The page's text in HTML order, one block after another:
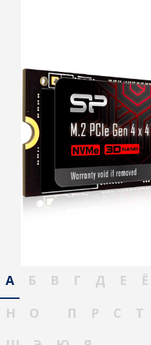
А Б В Г Д Е Ё
Н
О П Р С Т